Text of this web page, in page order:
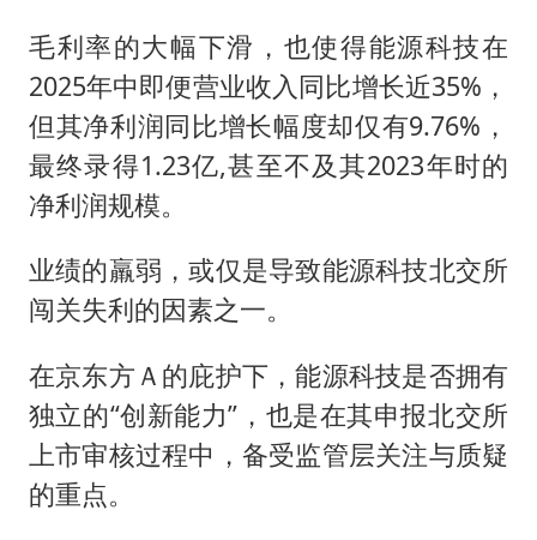
毛利率的大幅下滑，也使得能源科技在
2025年中即便营业收入同比增长近35%，
但其净利润同比增长幅度却仅有9.76%，
最终录得1.23亿,甚至不及其2023年时的
净利润规模。
业绩的羸弱，或仅是导致能源科技北交所
闯关失利的因素之一。
在京东方Ａ的庇护下，能源科技是否拥有
独立的“创新能力”，也是在其申报北交所
上市审核过程中，备受监管层关注与质疑
的重点。